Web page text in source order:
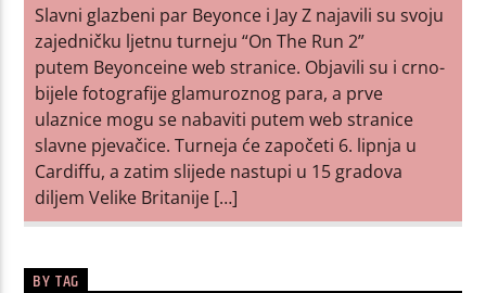
Slavni glazbeni par Beyonce i Jay Z najavili su svoju
zajedničku ljetnu turneju “On The Run 2”
putem Beyonceine web stranice. Objavili su i crno-
bijele fotografije glamuroznog para, a prve
ulaznice mogu se nabaviti putem web stranice
slavne pjevačice. Turneja će započeti 6. lipnja u
Cardiffu, a zatim slijede nastupi u 15 gradova
diljem Velike Britanije […]
BY TAG